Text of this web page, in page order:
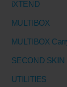
iXTEND
MULTIBOX
MULTIBOX
SECOND SKIN
UTILITIES